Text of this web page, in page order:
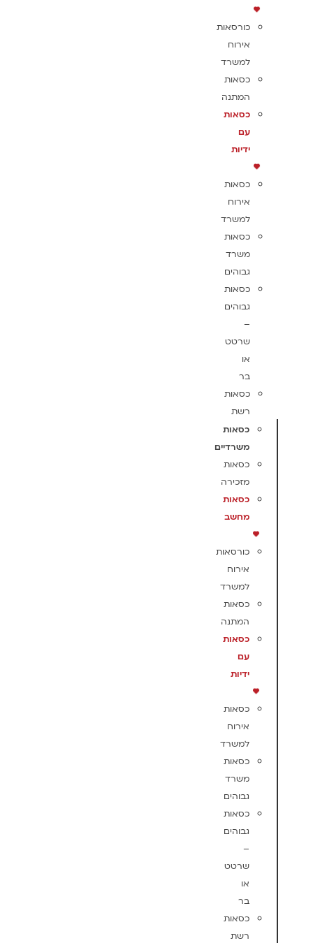
כורסאות
אירוח
למשרד
כסאות
המתנה
כסאות
עם
ידיות
כסאות
אירוח
למשרד
כסאות
משרד
גבוהים
כסאות
גבוהים
–
שרטט
או
בר
כסאות
רשת
כסאות
משרדיים
כסאות
מזכירה
כסאות
מחשב
כורסאות
אירוח
למשרד
כסאות
המתנה
כסאות
עם
ידיות
כסאות
אירוח
למשרד
כסאות
משרד
גבוהים
כסאות
גבוהים
–
שרטט
או
בר
כסאות
רשת